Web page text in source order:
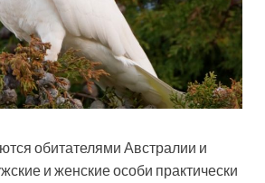
обитателями Австралии и
и женские особи практически